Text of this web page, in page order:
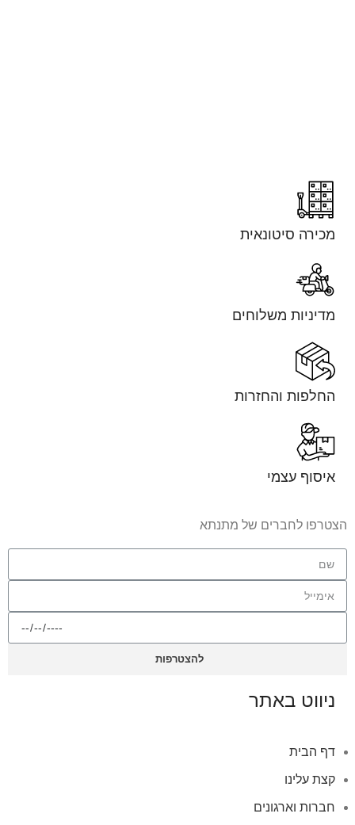
מכירה סיטונאית
מדיניות משלוחים
החלפות והחזרות
איסוף עצמי
הצטרפו לחברים של מתנתא
להצטרפות
ניווט באתר
דף הבית
קצת עלינו
חברות וארגונים